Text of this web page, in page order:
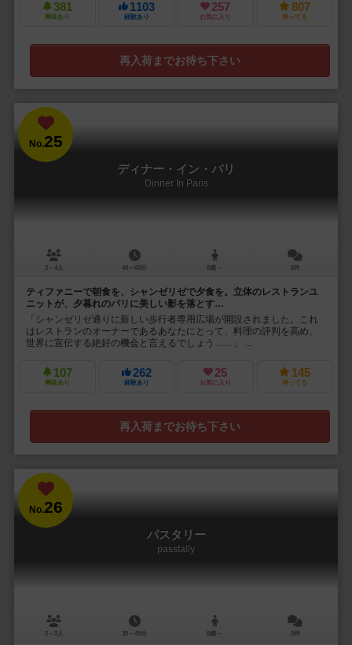
381
興味あり
1103
経験あり
257
お気に入り
807
持ってる
再入荷までお待ち下さい
No.25
ディナー・イン・パリ
Dinner In Paris
2～4人 40～60分 8歳～ 5件
ティファニーで朝食を、シャンゼリゼで夕食を。立体のレストランユ
ニットが、夕暮れのパリに美しい影を落とす…
「シャンゼリゼ通りに新しい歩行者専用広場が開設されました。これ
はレストランのオーナーであるあなたにとって、料理の評判を高め、
世界に宣伝する絶好の機会と言えるでしょう……」 ...
107
興味あり
262
経験あり
25
お気に入り
145
持ってる
再入荷までお待ち下さい
No.26
パスタリー
passtally
2～3人 30～45分 8歳～ 3件